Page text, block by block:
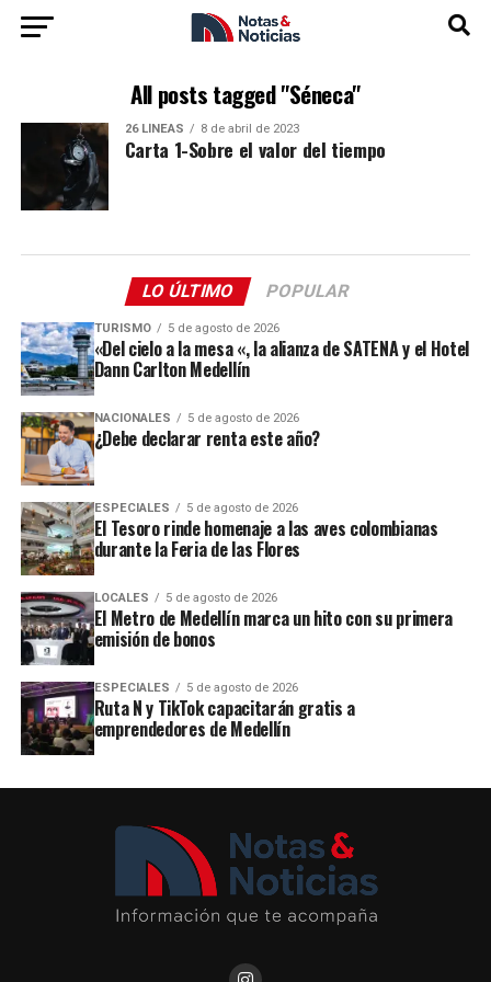
All posts tagged "Séneca"
26 LÍNEAS 8 de abril de 2023
Carta 1-Sobre el valor del tiempo
LO ÚLTIMO POPULAR
TURISMO 5 de agosto de 2026
«Del cielo a la mesa «, la alianza de SATENA y el Hotel
Dann Carlton Medellín
NACIONALES 5 de agosto de 2026
¿Debe declarar renta este año?
ESPECIALES 5 de agosto de 2026
El Tesoro rinde homenaje a las aves colombianas
durante la Feria de las Flores
LOCALES 5 de agosto de 2026
El Metro de Medellín marca un hito con su primera
emisión de bonos
ESPECIALES 5 de agosto de 2026
Ruta N y TikTok capacitarán gratis a
emprendedores de Medellín